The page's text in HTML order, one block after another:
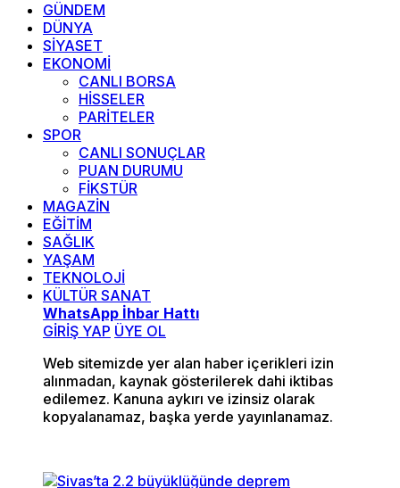
GÜNDEM
DÜNYA
SİYASET
EKONOMİ
CANLI BORSA
HİSSELER
PARİTELER
SPOR
CANLI SONUÇLAR
PUAN DURUMU
FİKSTÜR
MAGAZİN
EĞİTİM
SAĞLIK
YAŞAM
TEKNOLOJİ
KÜLTÜR SANAT
WhatsApp İhbar Hattı
GİRİŞ YAP ÜYE OL
Web sitemizde yer alan haber içerikleri izin
alınmadan, kaynak gösterilerek dahi iktibas
edilemez. Kanuna aykırı ve izinsiz olarak
kopyalanamaz, başka yerde yayınlanamaz.